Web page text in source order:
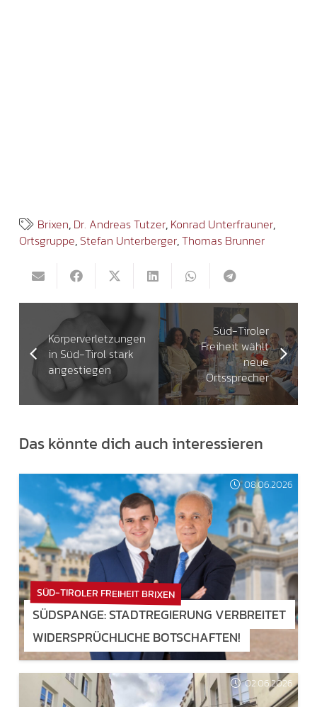
Brixen, Dr. Andreas Tutzer, Konrad Unterfrauner,
Ortsgruppe, Stefan Unterberger,Thomas Brunner
Körperverletzungen
in Süd-Tirol stark
angestiegen
Süd-Tiroler
Freiheit wählt
neue
Ortssprecher
Das könnte dich auch interessieren
08.06.2026
SÜD-TIROLER FREIHEIT BRIXEN
SÜDSPANGE: STADTREGIERUNG VERBREITET
WIDERSPRÜCHLICHE BOTSCHAFTEN!
02.06.2026